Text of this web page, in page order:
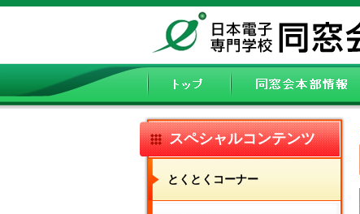
スペシャルコンテンツ
とくとくコーナー